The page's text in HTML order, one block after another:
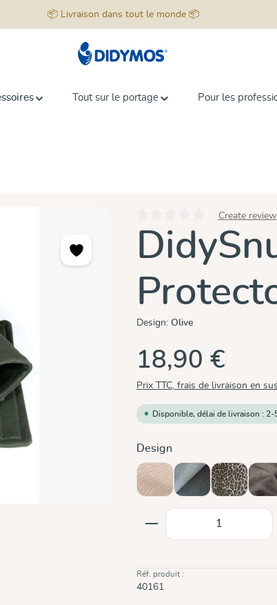
📦 Livraison dans tout le monde 📦
Tout sur le portage Pour les
Note moyenne de 0 sur 5 étoiles
Create review
Design: Olive
18,90 €
Prix TTC, frais de livraison en sus
Disponible, délai de livraison : 2-
Sélectionnez
Design
CinnamonDoubleface
Leo
Quantité de
Réf. produit :
40161